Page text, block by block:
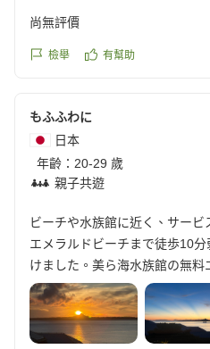
尚無評價
檢舉 有幫助
もふふわに
日本
年齡： 20-29 歲
親子共遊
ビーチや水族館に近く、サービ
エメラルドビーチまで徒歩10
けました。美ら海水族館の無料
園と同時にチケットを使って
た。
キッズスペースも充実してい